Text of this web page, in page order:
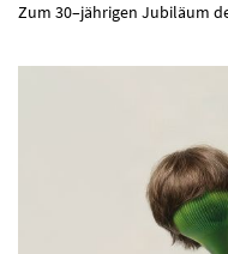
Zum 30–jährigen Jubiläum